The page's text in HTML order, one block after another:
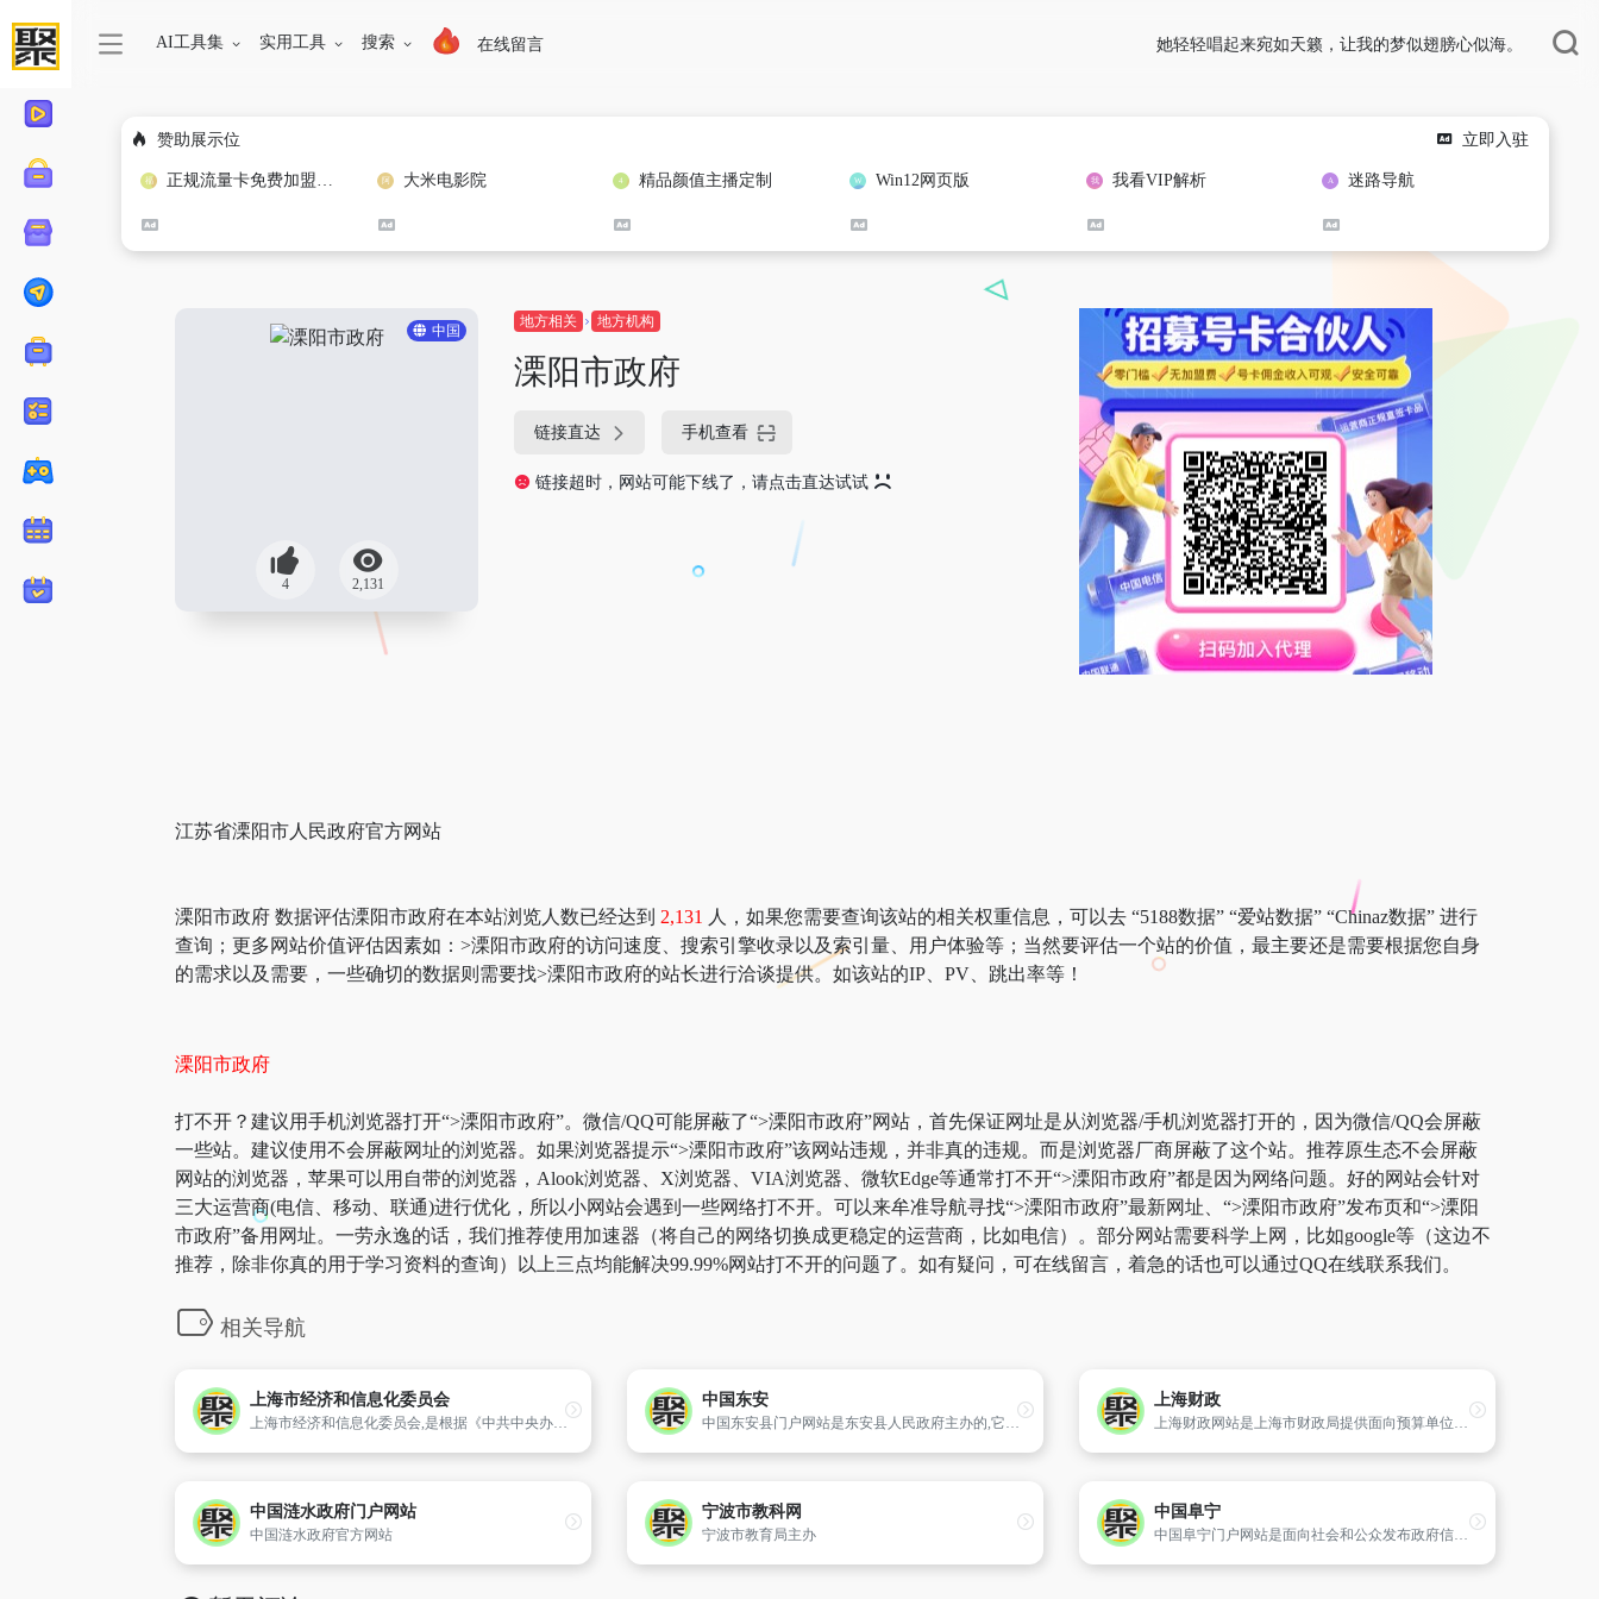
AI工具集 实用工具 搜索 在线留言 她轻轻唱起来宛如天籁，让我的梦似翅膀心似海。
赞助展示位 立即入驻
正规流量卡免费加盟合作 大米电影院 精品颜值主播定制 Win12网页版 我看VIP解析 迷路导航
中国
4 2,131
地方相关 地方机构
溧阳市政府
链接直达 手机查看
链接超时，网站可能下线了，请点击直达试试
江苏省溧阳市人民政府官方网站
溧阳市政府 数据评估溧阳市政府在本站浏览人数已经达到 2,131 人，如果您需要查询该站的相关权重信息，可以去 “5188数据” “爱站数据” “Chinaz数据” 进行
查询；更多网站价值评估因素如：>溧阳市政府的访问速度、搜索引擎收录以及索引量、用户体验等；当然要评估一个站的价值，最主要还是需要根据您自身
的需求以及需要，一些确切的数据则需要找>溧阳市政府的站长进行洽谈提供。如该站的IP、PV、跳出率等！
溧阳市政府
打不开？建议用手机浏览器打开“>溧阳市政府”。微信/QQ可能屏蔽了“>溧阳市政府”网站，首先保证网址是从浏览器/手机浏览器打开的，因为微信/QQ会屏蔽
一些站。建议使用不会屏蔽网址的浏览器。如果浏览器提示“>溧阳市政府”该网站违规，并非真的违规。而是浏览器厂商屏蔽了这个站。推荐原生态不会屏蔽
网站的浏览器，苹果可以用自带的浏览器，Alook浏览器、X浏览器、VIA浏览器、微软Edge等通常打不开“>溧阳市政府”都是因为网络问题。好的网站会针对
三大运营商(电信、移动、联通)进行优化，所以小网站会遇到一些网络打不开。可以来牟准导航寻找“>溧阳市政府”最新网址、“>溧阳市政府”发布页和“>溧阳
市政府”备用网址。一劳永逸的话，我们推荐使用加速器（将自己的网络切换成更稳定的运营商，比如电信）。部分网站需要科学上网，比如google等（这边不
推荐，除非你真的用于学习资料的查询）以上三点均能解决99.99%网站打不开的问题了。如有疑问，可在线留言，着急的话也可以通过QQ在线联系我们。
相关导航
上海市经济和信息化委员会
上海市经济和信息化委员会,是根据《中共中央办公厅、国务院办公厅关于印发〈上海市人民政府机构改革方案〉的通知》（厅字〔2008）17号）的规定设立的,为市政府组成部门。上海市经济和信息化委员会挂上海市国防科技工业办公室牌子。上海市经济和信息化委员会设内设机构24个,机关行政编制为300名。
中国东安
中国东安县门户网站是东安县人民政府主办的,它是宣传东安县的窗口,是面向公众提供政府服务的平台；是政府整合信息资源,加强对外宣传、服务的重要载体；同时也是政府了解民情、疏通民意、阐释政策、接受监督的重要窗口。
上海财政
上海财政网站是上海市财政局提供面向预算单位、会计人员和社会公众网上办事和服务的重要门户,主体内容包括信息公开、网上办事、互动交流等栏目内容。
中国涟水政府门户网站
中国涟水政府官方网站
宁波市教科网
宁波市教育局主办
中国阜宁
中国阜宁门户网站是面向社会和公众发布政府信息、提供在线办事和公益服务、进行互动交流的平台。